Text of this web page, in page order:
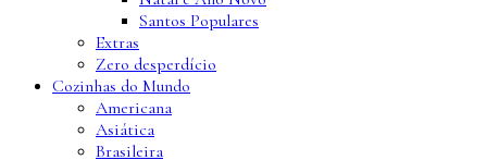
Santos Populares
Extras
Zero desperdício
Cozinhas do Mundo
Americana
Asiática
Brasileira